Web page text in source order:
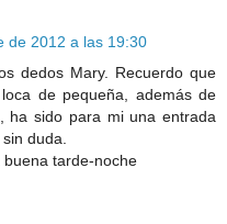
de 2012 a las 19:30
dedos Mary. Recuerdo que
de pequeña, además de
ha sido para mi una entrada
duda.
buena tarde-noche